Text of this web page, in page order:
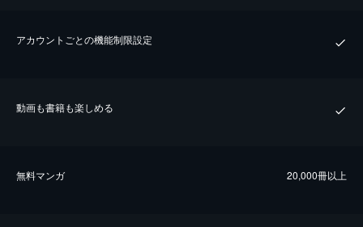
アカウントごとの機能制限設定
動画も書籍も楽しめる
無料マンガ 20,000冊以上